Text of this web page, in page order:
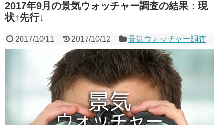
2017年9月の景気ウォッチャー調査の結果：現
状↑先行↓
2017/10/11 2017/10/12 景気ウォッチャー調査